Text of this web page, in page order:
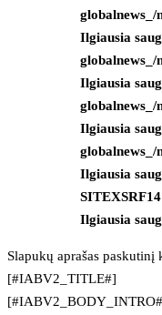
Ilgiausia
Ilgiausia
Ilgiausia
Ilgiausia
Ilgiausia
Slapukų aprašas
[#IABV2_TITLE#]